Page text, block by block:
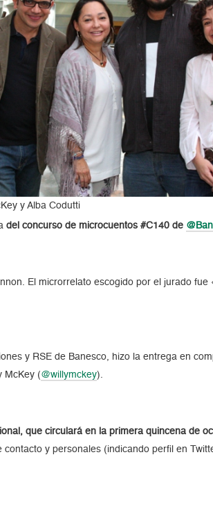
y Alba Codutti
del concurso de microcuentos #C140 de
El microrrelato escogido por el jurado
y RSE de Banesco, hizo la entrega en
McKey (@willymckey).
que circulará en la primera quincena de
y personales (indicando perfil en